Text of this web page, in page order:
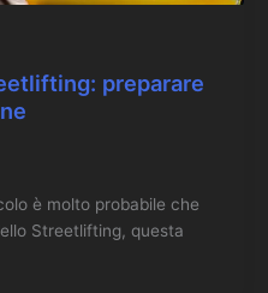
preparare
è molto probabile che
Streetlifting, questa